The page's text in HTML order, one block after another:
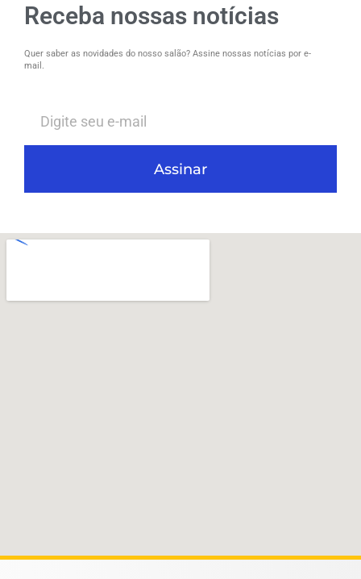
Receba nossas notícias
Quer saber as novidades do nosso salão? Assine nossas notícias por e-
mail.
Assinar